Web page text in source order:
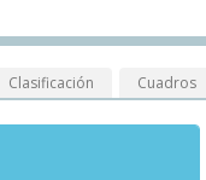
Clasificación Cuadros